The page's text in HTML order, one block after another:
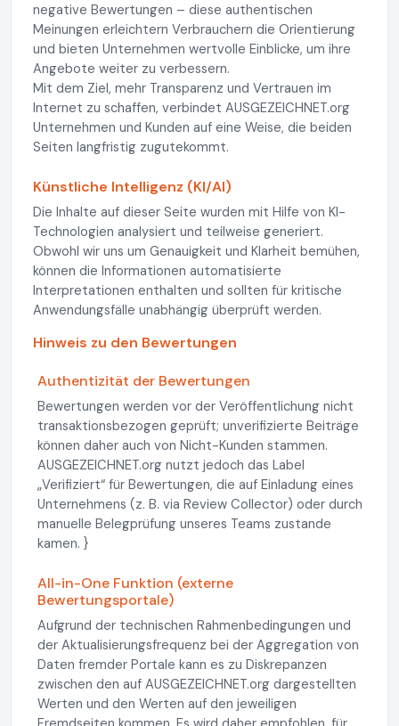
negative Bewertungen – diese authentischen
Meinungen erleichtern Verbrauchern die Orientierung
und bieten Unternehmen wertvolle Einblicke, um ihre
Angebote weiter zu verbessern.
Mit dem Ziel, mehr Transparenz und Vertrauen im
Internet zu schaffen, verbindet AUSGEZEICHNET.org
Unternehmen und Kunden auf eine Weise, die beiden
Seiten langfristig zugutekommt.
Künstliche Intelligenz (KI/AI)
Die Inhalte auf dieser Seite wurden mit Hilfe von KI-
Technologien analysiert und teilweise generiert.
Obwohl wir uns um Genauigkeit und Klarheit bemühen,
können die Informationen automatisierte
Interpretationen enthalten und sollten für kritische
Anwendungsfälle unabhängig überprüft werden.
Hinweis zu den Bewertungen
Authentizität der Bewertungen
Bewertungen werden vor der Veröffentlichung nicht
transaktionsbezogen geprüft; unverifizierte Beiträge
können daher auch von Nicht-Kunden stammen.
AUSGEZEICHNET.org nutzt jedoch das Label
„Verifiziert“ für Bewertungen, die auf Einladung eines
Unternehmens (z. B. via Review Collector) oder durch
manuelle Belegprüfung unseres Teams zustande
kamen. }
All-in-One Funktion (externe
Bewertungsportale)
Aufgrund der technischen Rahmenbedingungen und
der Aktualisierungsfrequenz bei der Aggregation von
Daten fremder Portale kann es zu Diskrepanzen
zwischen den auf AUSGEZEICHNET.org dargestellten
Werten und den Werten auf den jeweiligen